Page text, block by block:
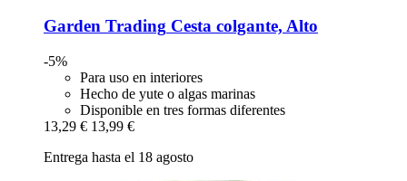
Garden Trading Cesta colgante, Alto
-5%
Para uso en interiores
Hecho de yute o algas marinas
Disponible en tres formas diferentes
13,29 € 13,99 €
Entrega hasta el 18 agosto